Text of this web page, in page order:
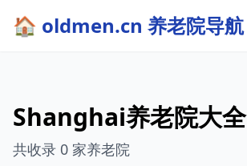
🏠 oldmen.cn 养老院导航
Shanghai养老院大全
共收录 0 家养老院